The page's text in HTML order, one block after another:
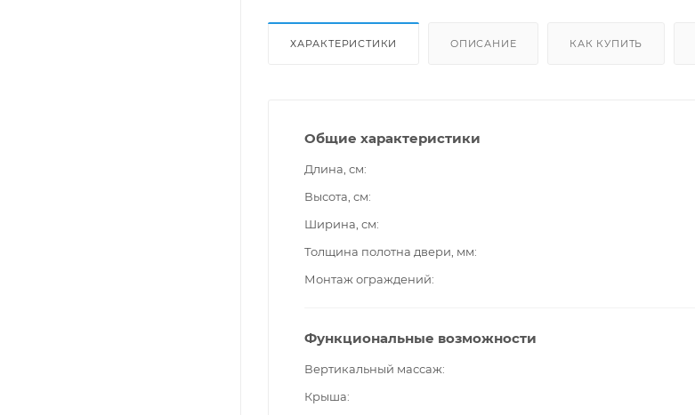
ХАРАКТЕРИСТИКИ ОПИСАНИЕ КАК КУПИТЬ
Общие характеристики
Длина, см
Высота, см
Ширина, см
Толщина полотна двери, мм
Монтаж ограждений
Функциональные возможности
Вертикальный массаж
Крыша